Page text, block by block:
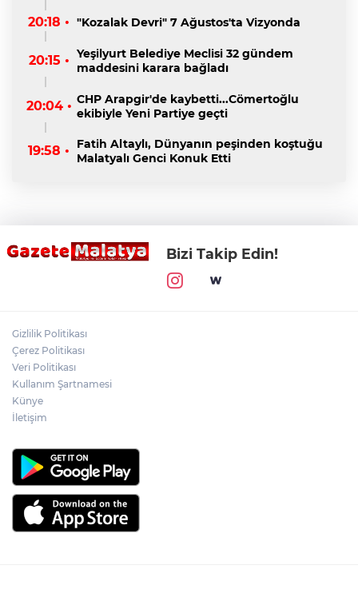
20:18 • "Kozalak Devri" 7 Ağustos'ta Vizyonda
20:15 • Yeşilyurt Belediye Meclisi 32 gündem
maddesini karara bağladı
20:04 • CHP Arapgir'de kaybetti...Cömertoğlu
ekibiyle Yeni Partiye geçti
19:58 •
Fatih Altaylı, Dünyanın peşinden koştuğu
Malatyalı Genci Konuk Etti
Bizi Takip Edin!
Gizlilik Politikası
Çerez Politikası
Veri Politikası
Kullanım Şartnamesi
Künye
İletişim